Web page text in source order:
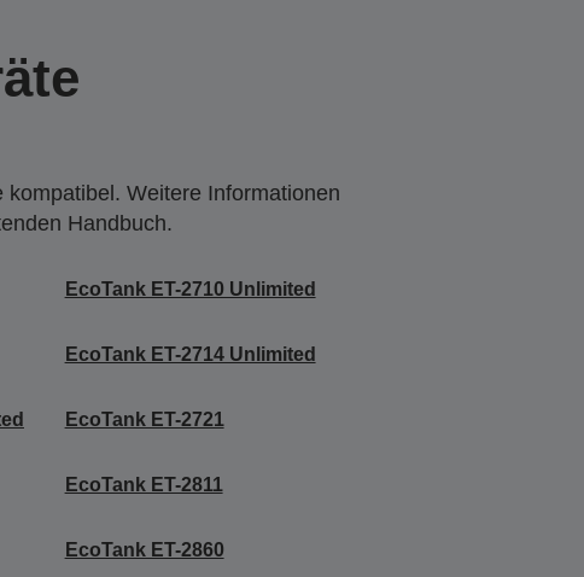
Weitere Informationen
Handbuch.
EcoTank ET-2710 Unlimited
EcoTank ET-2714 Unlimited
EcoTank ET-2721
EcoTank ET-2811
EcoTank ET-2860